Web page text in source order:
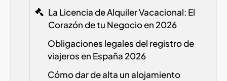
La Licencia de Alquiler Vacacional: El
Corazón de tu Negocio en 2026
Obligaciones legales del registro de
viajeros en España 2026
Cómo dar de alta un alojamiento